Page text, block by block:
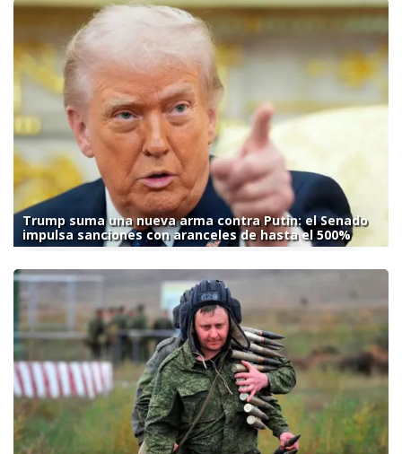
Trump suma una nueva arma contra Putin: el Senado
impulsa sanciones con aranceles de hasta el 500%